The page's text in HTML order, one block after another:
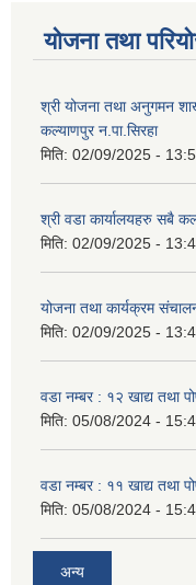
योजना तथा
श्री योजना तथा अनुगमन
कल्याणपुर न.पा.सिरहा
मिति: 02/09/2025 -
श्री वडा कार्यालयहरु सबै
मिति: 02/09/2025 -
योजना तथा कार्यक्रम
मिति: 02/09/2025 -
वडा नम्बर : १२ खाद्य तथा
मिति: 05/08/2024 -
वडा नम्बर : ११ खाद्य तथा
मिति: 05/08/2024 -
अन्य